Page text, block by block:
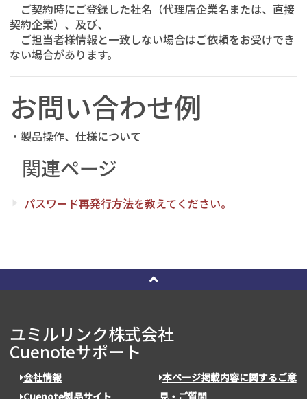
ご契約時にご登録した社名（代理店企業名または、直接
契約企業）、及び、
ご担当者様情報と一致しない場合はご依頼をお受けでき
ない場合があります。
お問い合わせ例
・製品操作、仕様について
関連ページ
パスワード再発行方法を教えてください。
ユミルリンク株式会社
Cuenoteサポート
会社情報
Cuenote製品サイト
本ページ掲載内容に関するご意
見・ご質問